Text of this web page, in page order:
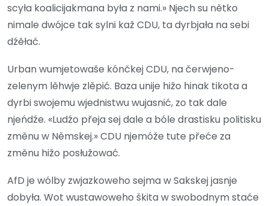
scyła koalicijakmana była z nami.» Njech su nětko
nimale dwójce tak sylni kaž CDU, ta dyrbjała na sebi
dźěłać.
Urban wumjetowaše kónčkej CDU, na čerwjeno-
zelenym lěhwje zlěpić. Baza unije hižo hinak tikota a
dyrbi swojemu wjednistwu wujasnić, zo tak dale
njeńdźe. «Ludźo přeja sej dale a bóle drastisku politisku
změnu w Němskej.» CDU njemóže tute přeće za
změnu hižo posłužować.
AfD je wólby zwjazkoweho sejma w Sakskej jasnje
dobyła. Wot wustawoweho škita w swobodnym staće